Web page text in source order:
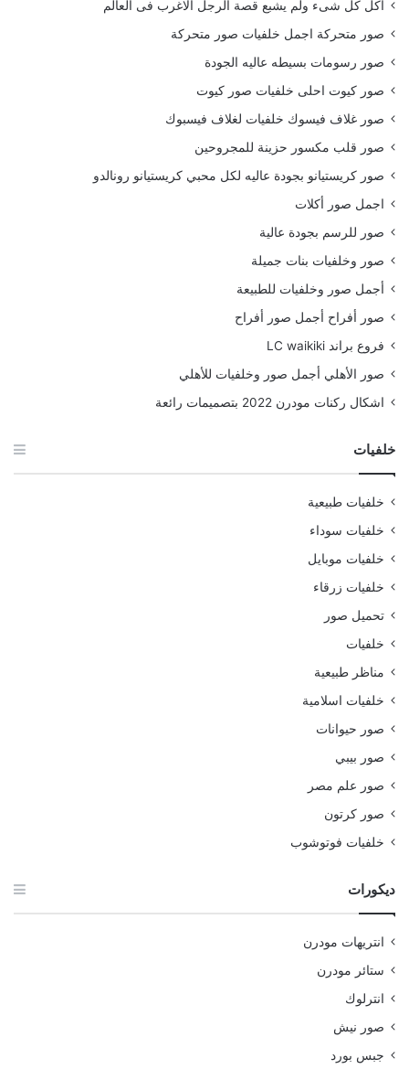
أكل كل شىء ولم يشبع قصة الرجل الاغرب فى العالم
صور متحركة اجمل خلفيات صور متحركة
صور رسومات بسيطه عاليه الجودة
صور كيوت احلى خلفيات صور كيوت
صور غلاف فيسوك خلفيات لغلاف فيسبوك
صور قلب مكسور حزينة للمجروحين
صور كريستيانو بجودة عاليه لكل محبي كريستيانو رونالدو
اجمل صور أكلات
صور للرسم بجودة عالية
صور وخلفيات بنات جميلة
أجمل صور وخلفيات للطبيعة
صور أفراح أجمل صور أفراح
فروع براند LC waikiki
صور الأهلي أجمل صور وخلفيات للأهلي
اشكال ركنات مودرن 2022 بتصميمات رائعة
خلفيات
خلفيات طبيعية
خلفيات سوداء
خلفيات موبايل
خلفيات زرقاء
تحميل صور
خلفيات
مناظر طبيعية
خلفيات اسلامية
صور حيوانات
صور بيبي
صور علم مصر
صور كرتون
خلفيات فوتوشوب
ديكورات
انتريهات مودرن
ستائر مودرن
انترلوك
صور نيش
جبس بورد